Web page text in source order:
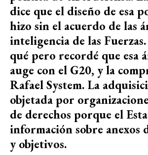
dice que el diseño de esa
hizo sin el acuerdo de las
inteligencia de las
qué pero recordé que esa
auge con el G20, y la
Rafael System. La
objetada por
de derechos porque el
información sobre anexos
y objetivos.